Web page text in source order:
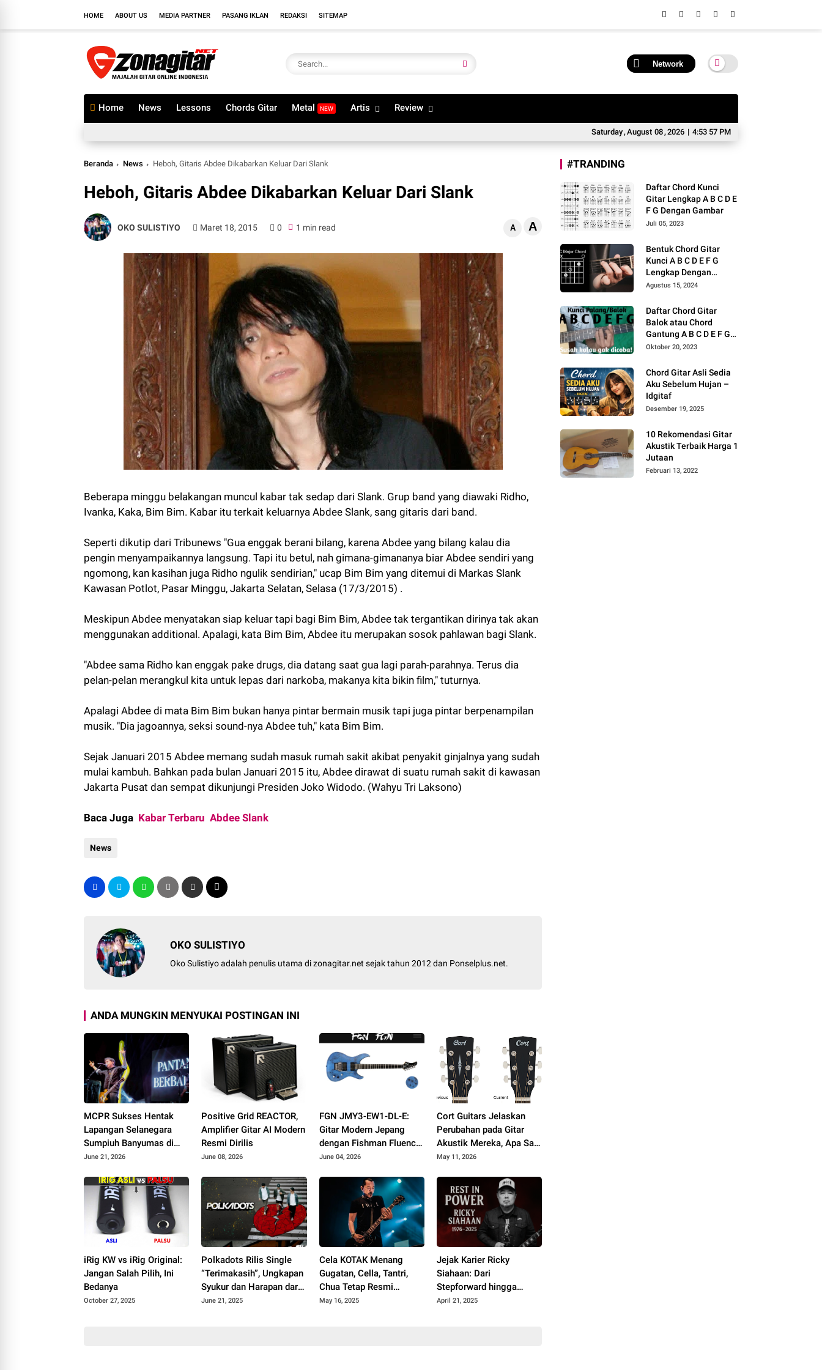
HOME ABOUT US MEDIA PARTNER PASANG IKLAN REDAKSI SITEMAP
Network
Home News Lessons Chords Gitar Metal NEW Artis Review
Saturday,August 08,2026 | 4:53 58 PM
Beranda News Heboh, Gitaris Abdee Dikabarkan Keluar Dari Slank
Heboh, Gitaris Abdee Dikabarkan Keluar Dari Slank
OKO SULISTIYO Maret 18, 2015 0 1 min read A A
Beberapa minggu belakangan muncul kabar tak sedap dari Slank. Grup band yang diawaki Ridho,
Ivanka, Kaka, Bim Bim. Kabar itu terkait keluarnya Abdee Slank, sang gitaris dari band.
Seperti dikutip dari Tribunews "Gua enggak berani bilang, karena Abdee yang bilang kalau dia
pengin menyampaikannya langsung. Tapi itu betul, nah gimana-gimananya biar Abdee sendiri yang
ngomong, kan kasihan juga Ridho ngulik sendirian," ucap Bim Bim yang ditemui di Markas Slank
Kawasan Potlot, Pasar Minggu, Jakarta Selatan, Selasa (17/3/2015) .
Meskipun Abdee menyatakan siap keluar tapi bagi Bim Bim, Abdee tak tergantikan dirinya tak akan
menggunakan additional. Apalagi, kata Bim Bim, Abdee itu merupakan sosok pahlawan bagi Slank.
"Abdee sama Ridho kan enggak pake drugs, dia datang saat gua lagi parah-parahnya. Terus dia
pelan-pelan merangkul kita untuk lepas dari narkoba, makanya kita bikin film," tuturnya.
Apalagi Abdee di mata Bim Bim bukan hanya pintar bermain musik tapi juga pintar berpenampilan
musik. "Dia jagoannya, seksi sound-nya Abdee tuh," kata Bim Bim.
Sejak Januari 2015 Abdee memang sudah masuk rumah sakit akibat penyakit ginjalnya yang sudah
mulai kambuh. Bahkan pada bulan Januari 2015 itu, Abdee dirawat di suatu rumah sakit di kawasan
Jakarta Pusat dan sempat dikunjungi Presiden Joko Widodo. (Wahyu Tri Laksono)
Baca Juga Kabar Terbaru Abdee Slank
News
OKO SULISTIYO
Oko Sulistiyo adalah penulis utama di zonagitar.net sejak tahun 2012 dan Ponselplus.net.
ANDA MUNGKIN MENYUKAI POSTINGAN INI
MCPR Sukses Hentak
Lapangan Selanegara
Sumpiuh Banyumas di
Ajang 76 Silaturahmi
June 21, 2026
Positive Grid REACTOR,
Amplifier Gitar AI Modern
Resmi Dirilis
June 08, 2026
FGN JMY3-EW1-DL-E:
Gitar Modern Jepang
dengan Fishman Fluence
dan Tremolo Locking
June 04, 2026
Cort Guitars Jelaskan
Perubahan pada Gitar
Akustik Mereka, Apa Saja
yang Berubah
May 11, 2026
iRig KW vs iRig Original:
Jangan Salah Pilih, Ini
Bedanya
October 27, 2025
Polkadots Rilis Single
“Terimakasih”, Ungkapan
Syukur dan Harapan dari
Album Heartbreak
June 21, 2025
Cela KOTAK Menang
Gugatan, Cella, Tantri,
Chua Tetap Resmi
Sebagai KOTAK
May 16, 2025
Jejak Karier Ricky
Siahaan: Dari
Stepforward hingga
Menjadi Ikon Metal di
April 21, 2025
#TRANDING
Daftar Chord Kunci
Gitar Lengkap A B C D E
F G Dengan Gambar
Juli 05, 2023
Bentuk Chord Gitar
Kunci A B C D E F G
Lengkap Dengan
Gambar
Agustus 15, 2024
Daftar Chord Gitar
Balok atau Chord
Gantung A B C D E F G
Gambar
Oktober 20, 2023
Chord Gitar Asli Sedia
Aku Sebelum Hujan –
Idgitaf
Desember 19, 2025
10 Rekomendasi Gitar
Akustik Terbaik Harga 1
Jutaan
Februari 13, 2022